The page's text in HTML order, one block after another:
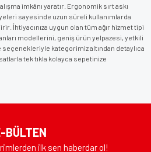
imkânı yaratır. Ergonomik sırt askı
sayesinde uzun süreli kullanımlarda
İhtiyacınıza uygun olan tüm ağır hizmet tipi
modellerini, geniş ürün yelpazesi, yetkili
kategorimiz altından detaylıca
tek tıkla kolayca sepetinize
BÜLTEN
ilk sen haberdar ol!